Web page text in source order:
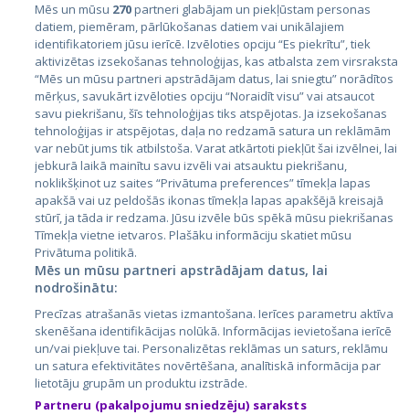
Страны
Эстония
Латвия
Литва
City24.lv
City24.ee
GetaPro.lv
GetaPro.ee
Skelbiu.lt
CVbankas.lt
Kainos.lt
Paslaugos.lt
auto24.ee
Mēs un mūsu 270partneri glabājam un piekļūstam personas
datiem, piemēram, pārlūkošanas datiem vai unikālajiem
identifikatoriem jūsu ierīcē. Izvēloties opciju “Es piekrītu”, tiek
aktivizētas izsekošanas tehnoloģijas, kas atbalsta zem virsraksta
“Mēs un mūsu partneri apstrādājam datus, lai sniegtu” norādītos
mērķus, savukārt izvēloties opciju “Noraidīt visu” vai atsaucot
savu piekrišanu, šīs tehnoloģijas tiks atspējotas. Ja izsekošanas
tehnoloģijas ir atspējotas, daļa no redzamā satura un reklāmām
var nebūt jums tik atbilstoša. Varat atkārtoti piekļūt šai izvēlnei, lai
jebkurā laikā mainītu savu izvēli vai atsauktu piekrišanu,
noklikšķinot uz saites “Privātuma preferences” tīmekļa lapas
apakšā vai uz peldošās ikonas tīmekļa lapas apakšējā kreisajā
stūrī, ja tāda ir redzama. Jūsu izvēle būs spēkā mūsu piekrišanas
Tīmekļa vietne ietvaros. Plašāku informāciju skatiet mūsu
Privātuma politikā.
Mēs un mūsu partneri apstrādājam datus, lai
nodrošinātu:
Precīzas atrašanās vietas izmantošana. Ierīces parametru aktīva
skenēšana identifikācijas nolūkā. Informācijas ievietošana ierīcē
un/vai piekļuve tai. Personalizētas reklāmas un saturs, reklāmu
un satura efektivitātes novērtēšana, analītiskā informācija par
lietotāju grupām un produktu izstrāde.
Partneru (pakalpojumu sniedzēju) saraksts